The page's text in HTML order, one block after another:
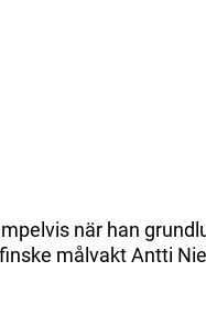
när han
målvakt Antti